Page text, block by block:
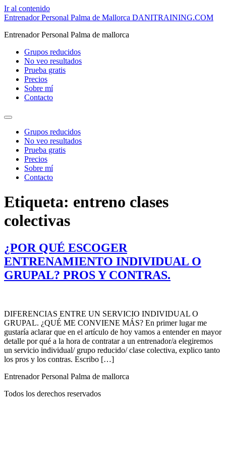
Ir al contenido
Entrenador Personal Palma de Mallorca DANITRAINING.COM
Entrenador Personal Palma de mallorca
Grupos reducidos
No veo resultados
Prueba gratis
Precios
Sobre mí
Contacto
Grupos reducidos
No veo resultados
Prueba gratis
Precios
Sobre mí
Contacto
Etiqueta: entreno clases
colectivas
¿POR QUÉ ESCOGER
ENTRENAMIENTO INDIVIDUAL O
GRUPAL? PROS Y CONTRAS.
DIFERENCIAS ENTRE UN SERVICIO INDIVIDUAL O
GRUPAL. ¿QUÉ ME CONVIENE MÁS? En primer lugar me
gustaría aclarar que en el artículo de hoy vamos a entender en mayor
detalle por qué a la hora de contratar a un entrenador/a elegiremos
un servicio individual/ grupo reducido/ clase colectiva, explico tanto
los pros y los contras. Escribo […]
Entrenador Personal Palma de mallorca
Todos los derechos reservados